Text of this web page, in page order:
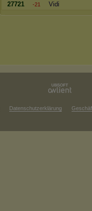
27721
-21 Vidi
Datenschutzerklärung